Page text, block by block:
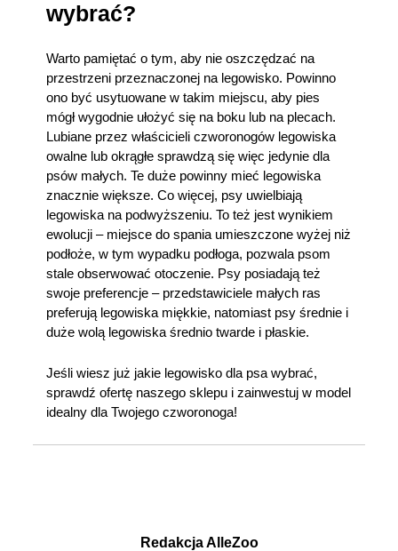
wybrać?
Warto pamiętać o tym, aby nie oszczędzać na
przestrzeni przeznaczonej na legowisko. Powinno
ono być usytuowane w takim miejscu, aby pies
mógł wygodnie ułożyć się na boku lub na plecach.
Lubiane przez właścicieli czworonogów legowiska
owalne lub okrągłe sprawdzą się więc jedynie dla
psów małych. Te duże powinny mieć legowiska
znacznie większe. Co więcej, psy uwielbiają
legowiska na podwyższeniu. To też jest wynikiem
ewolucji – miejsce do spania umieszczone wyżej niż
podłoże, w tym wypadku podłoga, pozwala psom
stale obserwować otoczenie. Psy posiadają też
swoje preferencje – przedstawiciele małych ras
preferują legowiska miękkie, natomiast psy średnie i
duże wolą legowiska średnio twarde i płaskie.
Jeśli wiesz już jakie legowisko dla psa wybrać,
sprawdź ofertę naszego sklepu i zainwestuj w model
idealny dla Twojego czworonoga!
Redakcja AlleZoo